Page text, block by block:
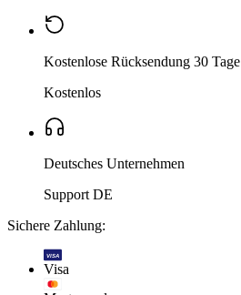
Kostenlose Rücksendung 30 Tage
Kostenlos
Deutsches Unternehmen
Support DE
Sichere Zahlung:
VISA
Visa